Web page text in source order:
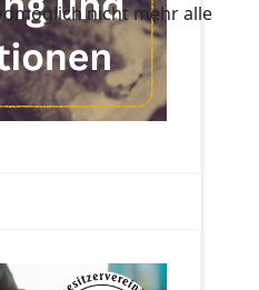
nicht mehr alle